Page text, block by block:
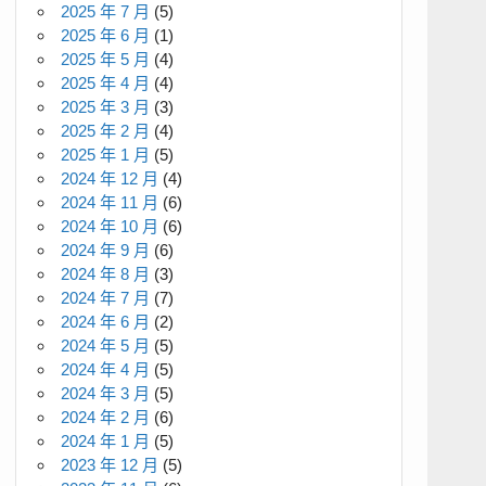
2025 年 7 月 (5)
2025 年 6 月 (1)
2025 年 5 月 (4)
2025 年 4 月 (4)
2025 年 3 月 (3)
2025 年 2 月 (4)
2025 年 1 月 (5)
2024 年 12 月 (4)
2024 年 11 月 (6)
2024 年 10 月 (6)
2024 年 9 月 (6)
2024 年 8 月 (3)
2024 年 7 月 (7)
2024 年 6 月 (2)
2024 年 5 月 (5)
2024 年 4 月 (5)
2024 年 3 月 (5)
2024 年 2 月 (6)
2024 年 1 月 (5)
2023 年 12 月 (5)